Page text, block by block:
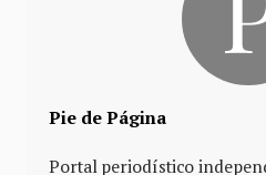
Pie de Página
Portal periodístico